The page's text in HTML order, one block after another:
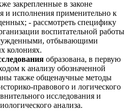
закрепленные в законе
и исполнения применительно к
- рассмотреть специфику
воспитательной работы
отбывающими
колониях.
образована, в первую
к анализу обозначенной
также общенаучные методы
правового и логического
исследования и
анализа.